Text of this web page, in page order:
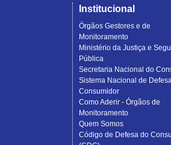
Institucional
Órgãos Gestores e de
Monitoramento
Ministério da Justiça e
Pública
Secretaria Nacional do
Sistema Nacional de
Consumidor
Como Aderir - Órgãos de
Monitoramento
Quem Somos
Código de Defesa do